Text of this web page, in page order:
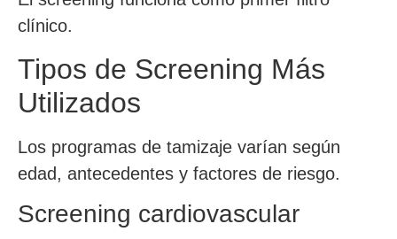
clínico.
Tipos de Screening Más
Utilizados
Los programas de tamizaje varían según
edad, antecedentes y factores de riesgo.
Screening cardiovascular